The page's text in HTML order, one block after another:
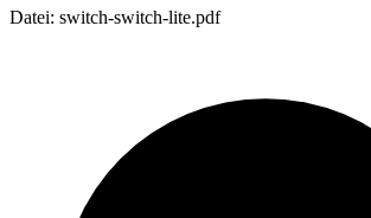
Datei: switch-switch-lite.pdf